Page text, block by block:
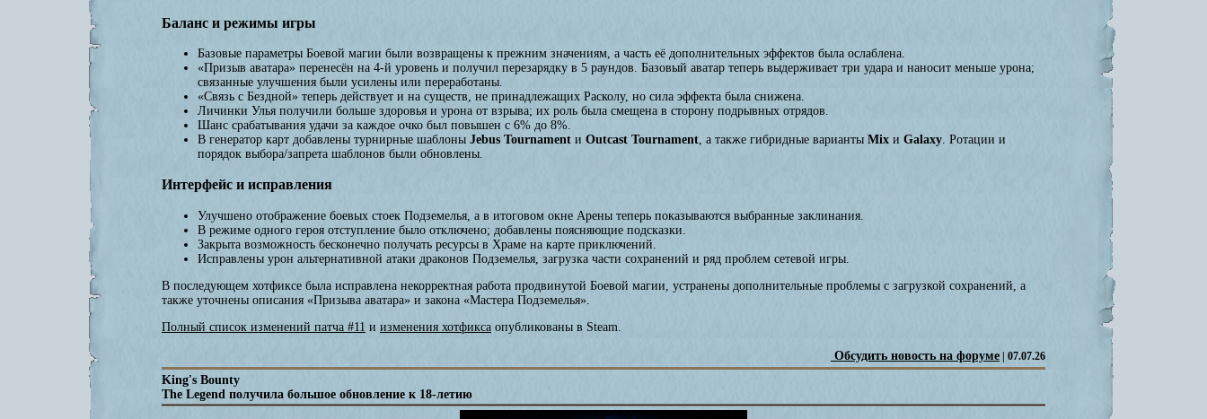
Баланс и режимы игры
Базовые параметры Боевой магии были возвращены к прежним значениям, а часть её дополнительных эффектов была ослаблена.
«Призыв аватара» перенесён на 4-й уровень и получил перезарядку в 5 раундов. Базовый аватар теперь выдерживает три удара и наносит меньше урона;
связанные улучшения были усилены или переработаны.
«Связь с Бездной» теперь действует и на существ, не принадлежащих Расколу, но сила эффекта была снижена.
Личинки Улья получили больше здоровья и урона от взрыва; их роль была смещена в сторону подрывных отрядов.
Шанс срабатывания удачи за каждое очко был повышен с 6% до 8%.
В генератор карт добавлены турнирные шаблоны Jebus Tournament и Outcast Tournament , а также гибридные варианты Mix и Galaxy . Ротации и
порядок выбора/запрета шаблонов были обновлены.
Интерфейс и исправления
Улучшено отображение боевых стоек Подземелья, а в итоговом окне Арены теперь показываются выбранные заклинания.
В режиме одного героя отступление было отключено; добавлены поясняющие подсказки.
Закрыта возможность бесконечно получать ресурсы в Храме на карте приключений.
Исправлены урон альтернативной атаки драконов Подземелья, загрузка части сохранений и ряд проблем сетевой игры.
В последующем хотфиксе была исправлена некорректная работа продвинутой Боевой магии, устранены дополнительные проблемы с загрузкой сохранений, а
также уточнены описания «Призыва аватара» и закона «Мастера Подземелья».
Полный список изменений патча #11 и изменения хотфикса опубликованы в Steam.
Обсудить новость на форуме | 07.07.26
King's Bounty
The Legend получила большое обновление к 18-летию